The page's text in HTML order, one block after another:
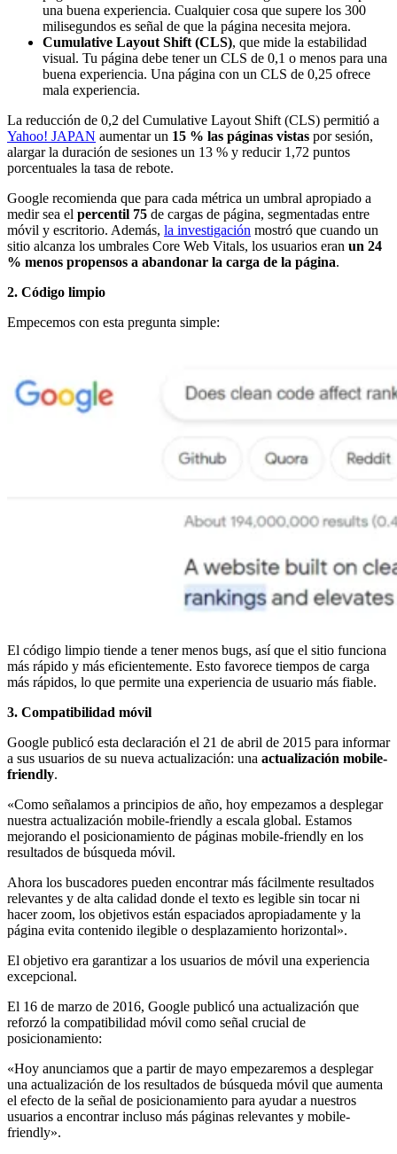
una buena experiencia. Cualquier cosa que supere los 300
milisegundos es señal de que la página necesita mejora.
Cumulative Layout Shift (CLS), que mide la estabilidad
visual. Tu página debe tener un CLS de 0,1 o menos para una
buena experiencia. Una página con un CLS de 0,25 ofrece
mala experiencia.
La reducción de 0,2 del Cumulative Layout Shift (CLS) permitió a
Yahoo! JAPAN aumentar un 15 % las páginas vistas por sesión,
alargar la duración de sesiones un 13 % y reducir 1,72 puntos
porcentuales la tasa de rebote.
Google recomienda que para cada métrica un umbral apropiado a
medir sea el percentil 75 de cargas de página, segmentadas entre
móvil y escritorio. Además, la investigación mostró que cuando un
sitio alcanza los umbrales Core Web Vitals, los usuarios eran un 24
% menos propensos a abandonar la carga de la página.
2. Código limpio
Empecemos con esta pregunta simple:
El código limpio tiende a tener menos bugs, así que el sitio funciona
más rápido y más eficientemente. Esto favorece tiempos de carga
más rápidos, lo que permite una experiencia de usuario más fiable.
3. Compatibilidad móvil
Google publicó esta declaración el 21 de abril de 2015 para informar
a sus usuarios de su nueva actualización: una actualización mobile-
friendly.
«Como señalamos a principios de año, hoy empezamos a desplegar
nuestra actualización mobile-friendly a escala global. Estamos
mejorando el posicionamiento de páginas mobile-friendly en los
resultados de búsqueda móvil.
Ahora los buscadores pueden encontrar más fácilmente resultados
relevantes y de alta calidad donde el texto es legible sin tocar ni
hacer zoom, los objetivos están espaciados apropiadamente y la
página evita contenido ilegible o desplazamiento horizontal».
El objetivo era garantizar a los usuarios de móvil una experiencia
excepcional.
El 16 de marzo de 2016, Google publicó una actualización que
reforzó la compatibilidad móvil como señal crucial de
posicionamiento:
«Hoy anunciamos que a partir de mayo empezaremos a desplegar
una actualización de los resultados de búsqueda móvil que aumenta
el efecto de la señal de posicionamiento para ayudar a nuestros
usuarios a encontrar incluso más páginas relevantes y mobile-
friendly».